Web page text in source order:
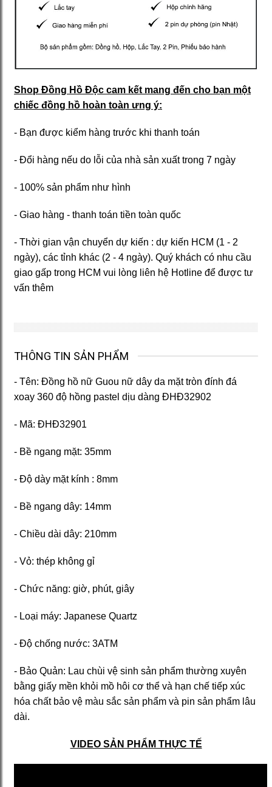
Shop Đồng Hồ Độc cam kết mang đến cho bạn một
chiếc đồng hồ hoàn toàn ưng ý:
- Bạn được kiểm hàng trước khi thanh toán
- Đổi hàng nếu do lỗi của nhà sản xuất trong 7 ngày
- 100% sản phẩm như hình
- Giao hàng - thanh toán tiền toàn quốc
- Thời gian vận chuyển dự kiến : dự kiến HCM (1 - 2
ngày), các tỉnh khác (2 - 4 ngày). Quý khách có nhu cầu
giao gấp trong HCM vui lòng liên hệ Hotline để được tư
vấn thêm
THÔNG TIN SẢN PHẨM
- Tên: Đồng hồ nữ Guou nữ dây da mặt tròn đính đá
xoay 360 độ hồng pastel dịu dàng ĐHĐ32902
- Mã: ĐHĐ32901
- Bề ngang mặt: 35mm
- Độ dày mặt kính : 8mm
- Bề ngang dây: 14mm
- Chiều dài dây: 210mm
- Vỏ: thép không gỉ
- Chức năng: giờ, phút, giây
- Loại máy: Japanese Quartz
- Độ chống nước: 3ATM
- Bảo Quản: Lau chùi vệ sinh sản phẩm thường xuyên
bằng giấy mền khỏi mồ hôi cơ thể và hạn chế tiếp xúc
hóa chất bảo vệ màu sắc sản phẩm và pin sản phẩm lâu
dài.
VIDEO SẢN PHẨM THỰC TẾ